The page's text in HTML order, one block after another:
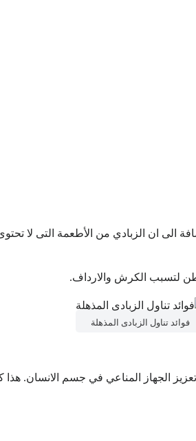
الى ان الزبادي من الأطعمة التى لا
لتسبب الكرش والارداف.
فوائد تناول الزبادى المذهلة
الجهاز المناعي في جسم الانسان. هذا